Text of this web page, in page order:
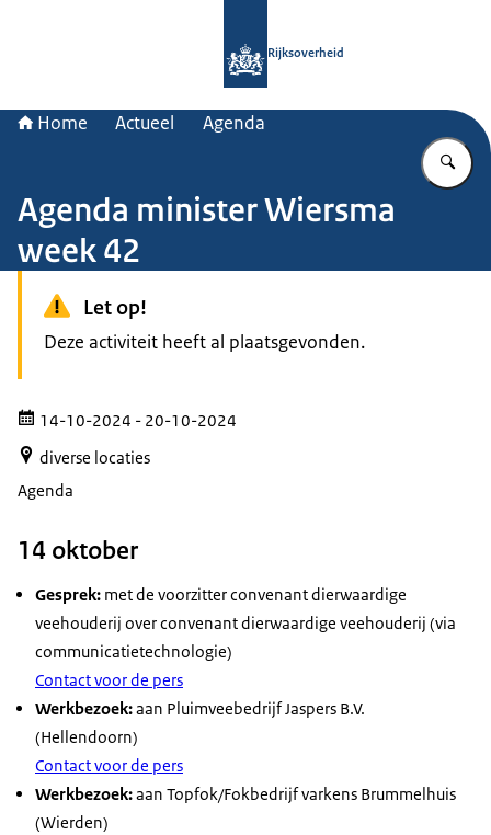
Rijksoverheid
Home Actueel Agenda
Agenda minister Wiersma
week 42
Let op!
Deze activiteit heeft al plaatsgevonden.
14-10-2024 - 20-10-2024
diverse locaties
Agenda
14 oktober
Gesprek: met de voorzitter convenant dierwaardige
veehouderij over convenant dierwaardige veehouderij (via
communicatietechnologie)
Contact voor de pers
Werkbezoek:aan Pluimveebedrijf Jaspers B.V.
(Hellendoorn)
Contact voor de pers
Werkbezoek:aan Topfok/Fokbedrijf varkens Brummelhuis
(Wierden)